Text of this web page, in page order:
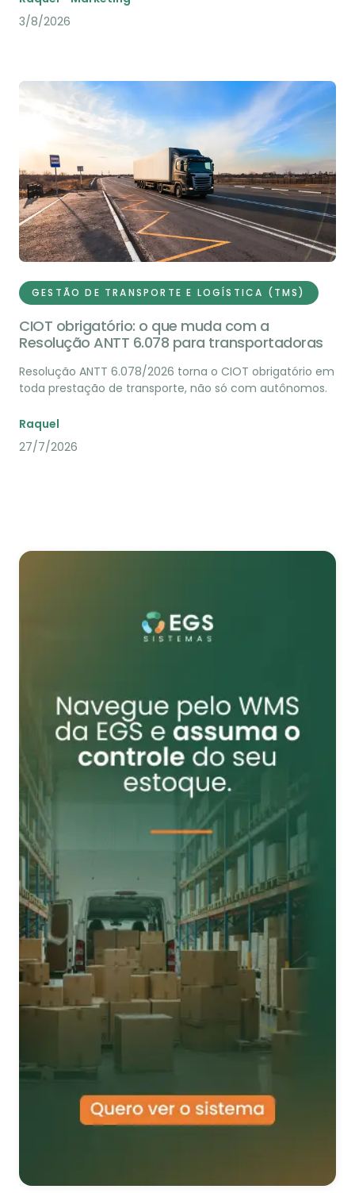
3/8/2026
GESTÃO DE TRANSPORTE E LOGÍSTICA (TMS)
CIOT obrigatório: o que muda com a
Resolução ANTT 6.078 para transportadoras
Resolução ANTT 6.078/2026 torna o CIOT obrigatório em
toda prestação de transporte, não só com autônomos.
Raquel
27/7/2026